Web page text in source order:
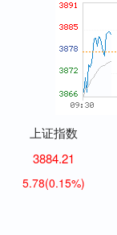
上证指数
3884.21
5.78(0.15%)